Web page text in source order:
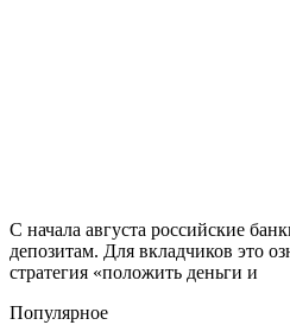
С начала августа российские
депозитам. Для вкладчиков это
стратегия «положить деньги и
Популярное